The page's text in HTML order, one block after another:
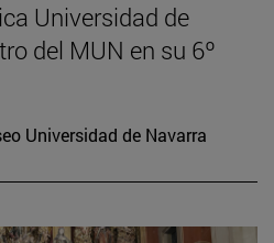
Universidad de
del MUN en su 6º
Universidad de Navarra